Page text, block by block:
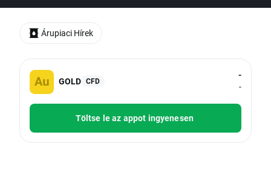
GOLD CFD
-
-
Töltse le az appot ingyenesen
Árupiaci Hírek